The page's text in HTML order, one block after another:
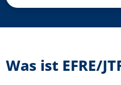
Was ist EFRE/